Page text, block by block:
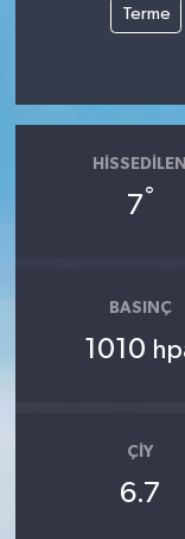
Terme
HISSEDILEN
7°
BASINÇ
1010
ÇIY
6.7